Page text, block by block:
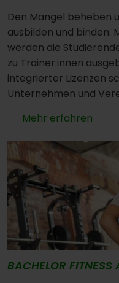
Den Mangel beheben
ausbilden und binden:
werden die
zu Trainer:innen
integrierter Lizenzen
Unternehmen und
Mehr erfahren
BACHELOR